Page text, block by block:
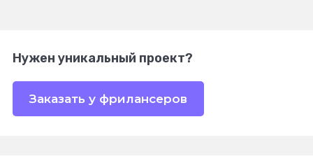
Нужен уникальный проект?
Заказать у фрилансеров